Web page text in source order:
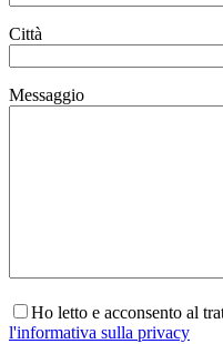
Città
Messaggio
Ho letto e acconsento al
l'informativa sulla privacy